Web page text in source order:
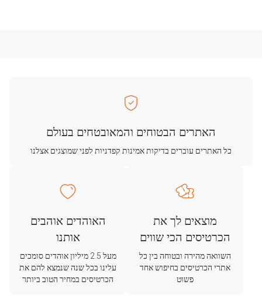
האתרים הבטוחים והמאובטחים בעולם
כל האתרים עוברים בדיקות אמינות קפדניות לפני שמוצגים אצלנו
מוצאים לך את
הכרטיסים הכי שווים
השוואה מהירה ובטוחה בין כל
אתרי הכרטיסים בחיפוש אחד
פשוט
האוהדים אוהבים
אותנו
מעל 2.5 מיליון אוהדים סומכים
עלינו בכל שנה שנמצא להם את
הכרטיסים במחיר הטוב ביותר